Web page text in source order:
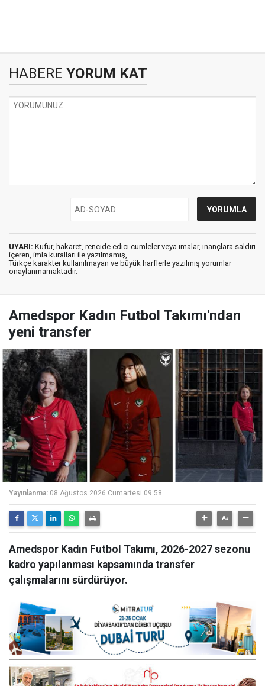
HABERE YORUM KAT
UYARI: Küfür, hakaret, rencide edici cümleler veya imalar, inançlara saldırı
içeren, imla kuralları ile yazılmamış,
Türkçe karakter kullanılmayan ve büyük harflerle yazılmış yorumlar
onaylanmamaktadır.
Amedspor Kadın Futbol Takımı'ndan
yeni transfer
Yayınlanma: 08 Ağustos 2026 Cumartesi 09:58
Amedspor Kadın Futbol Takımı, 2026-2027 sezonu
kadro yapılanması kapsamında transfer
çalışmalarını sürdürüyor.